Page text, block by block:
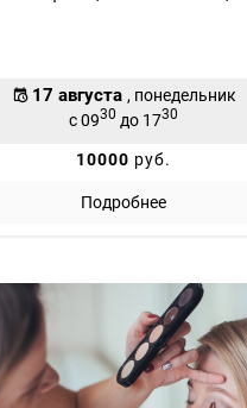
17 августа , понедельник
с 0930 до 1730
10000 руб.
Подробнее